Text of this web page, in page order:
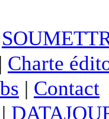
| Charte
| Contact
|